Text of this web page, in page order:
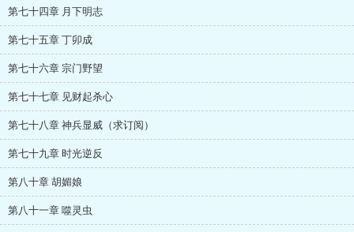
第七十四章 月下明志
第七十五章 丁卯成
第七十六章 宗门野望
第七十七章 见财起杀心
第七十八章 神兵显威（求订阅）
第七十九章 时光逆反
第八十章 胡媚娘
第八十一章 噬灵虫